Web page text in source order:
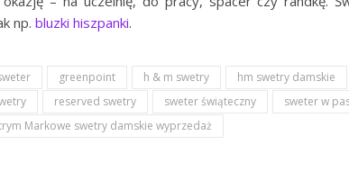
np. bluzki hiszpanki.
greenpoint h & m swetry hm swetry damskie
reserved swetry sweter świąteczny sweter w
Markowe swetry damskie wyprzedaż